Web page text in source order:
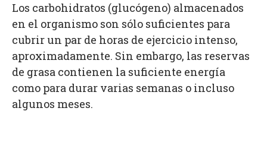
Los carbohidratos (glucógeno) almacenados
en el organismo son sólo suficientes para
cubrir un par de horas de ejercicio intenso,
aproximadamente. Sin embargo, las reservas
de grasa contienen la suficiente energía
como para durar varias semanas o incluso
algunos meses.